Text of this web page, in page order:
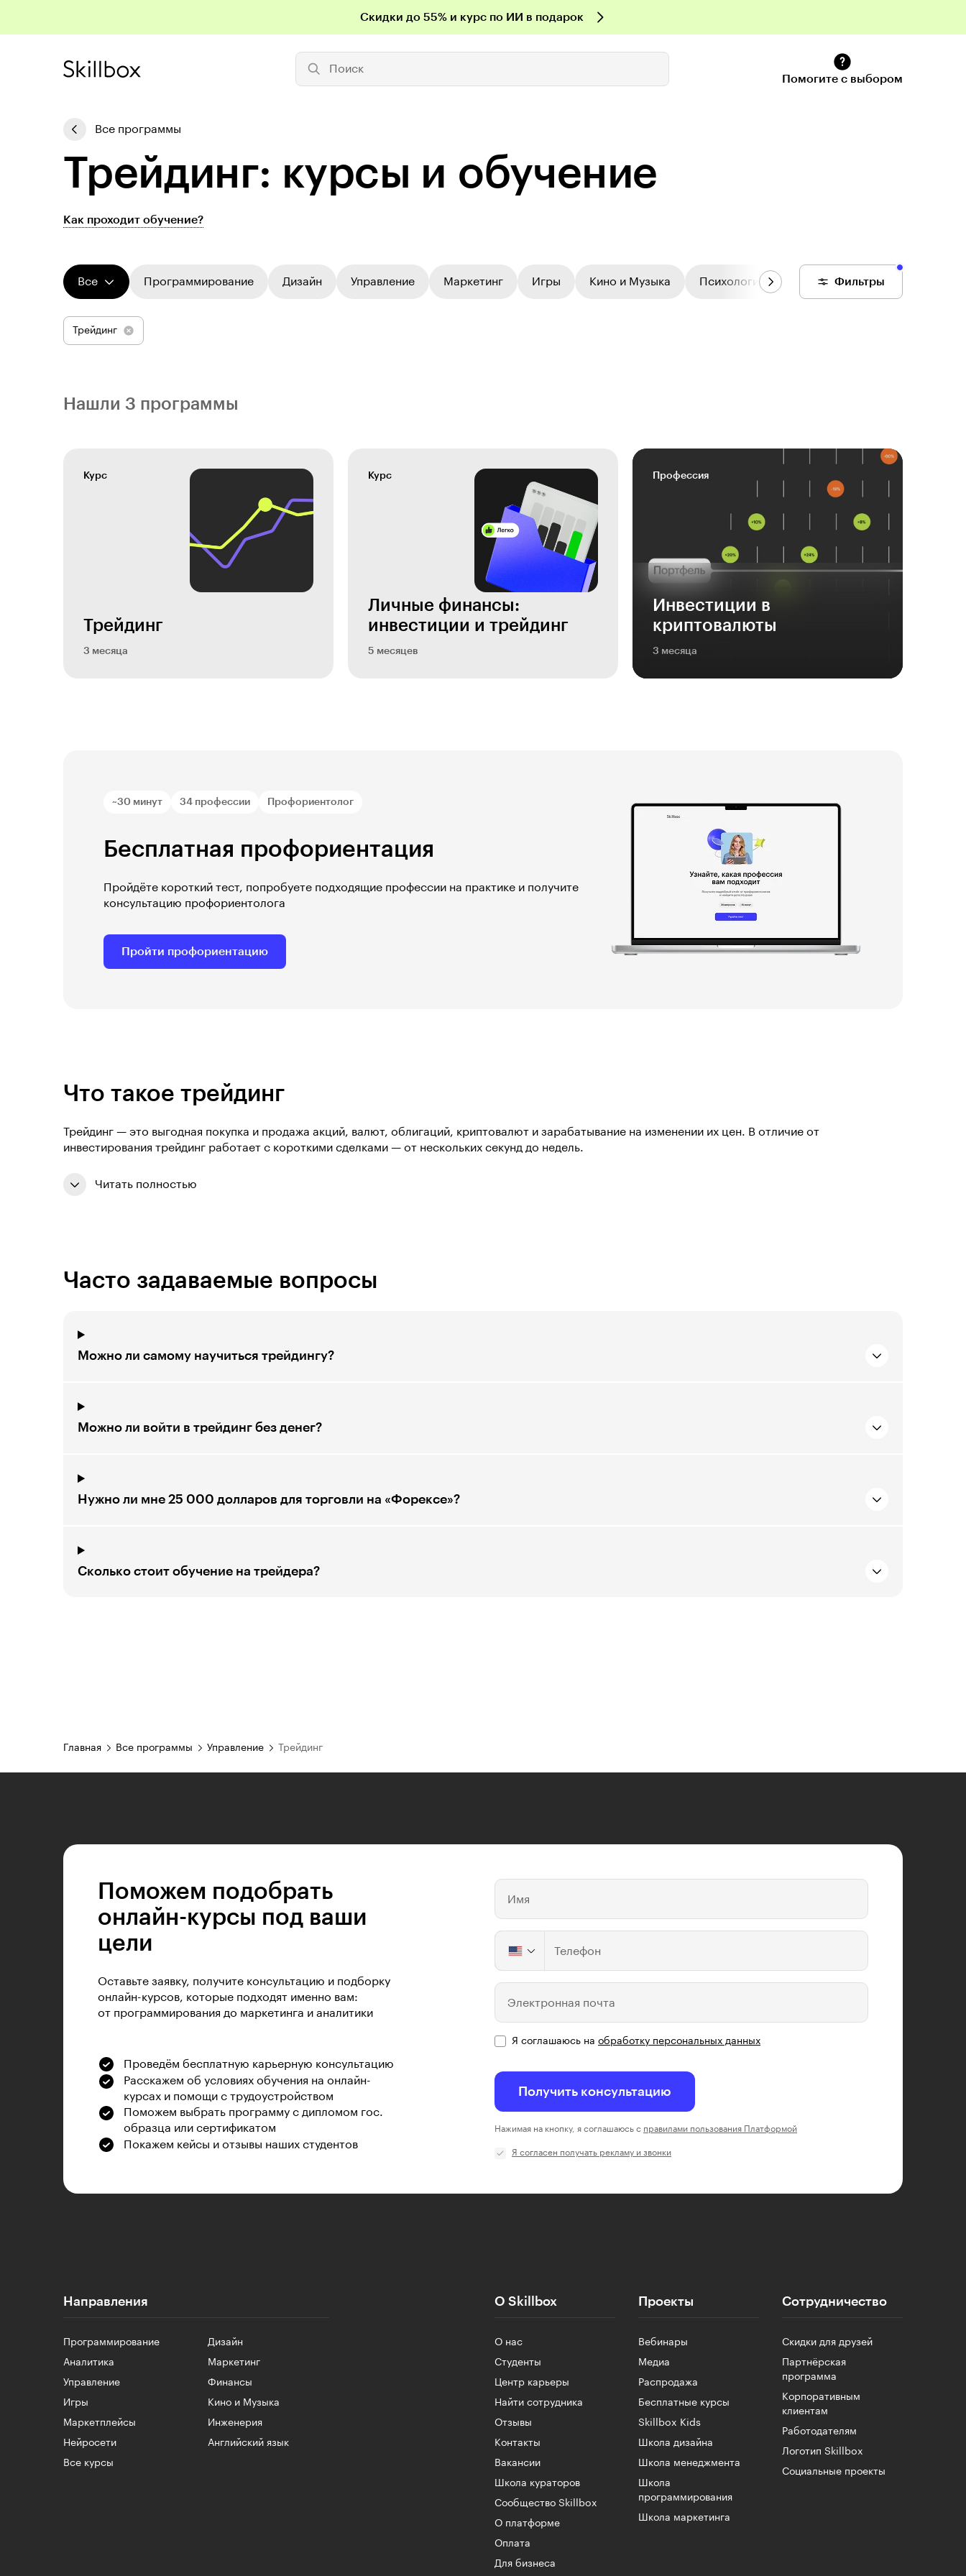
Скидки до 55% и курс по ИИ в подарок
Поиск
Помогите с выбором
Все программы
Трейдинг: курсы и обучение
Как проходит обучение?
Фильтры
Все Программирование Дизайн Управление Маркетинг Игры Кино и Музыка Психология Цифровой колледж
Трейдинг
Нашли 3 программы
Курс
Трейдинг
3 месяца
Курс
Личные финансы:
инвестиции и трейдинг
5 месяцев
Профессия
Инвестиции в
криптовалюты
3 месяца
~30 минут 34 профессии Профориентолог
Бесплатная профориентация
Пройдёте короткий тест, попробуете подходящие профессии на практике и получите
консультацию профориентолога
Пройти профориентацию
Что такое трейдинг
Трейдинг — это выгодная покупка и продажа акций, валют, облигаций, криптовалют и зарабатывание на изменении их цен. В отличие от
инвестирования трейдинг работает с короткими сделками — от нескольких секунд до недель.
Читать полностью
Часто задаваемые вопросы
Можно ли самому научиться трейдингу?
Можно ли войти в трейдинг без денег?
Нужно ли мне 25 000 долларов для торговли на «Форексе»?
Сколько стоит обучение на трейдера?
Главная Все программы Управление Трейдинг
Поможем подобрать
онлайн-курсы под ваши
цели
Оставьте заявку, получите консультацию и подборку
онлайн-курсов, которые подходят именно вам:
от программирования до маркетинга и аналитики
Проведём бесплатную карьерную консультацию
Расскажем об условиях обучения на онлайн-
курсах и помощи с трудоустройством
Поможем выбрать программу с дипломом гос.
образца или сертификатом
Покажем кейсы и отзывы наших студентов
Имя
Телефон
Электронная почта
Я соглашаюсь на обработку персональных данных
Получить консультацию
Нажимая на кнопку, я соглашаюсь с правилами пользования Платформой
Я согласен получать рекламу и звонки
Направления
Программирование
Дизайн
Аналитика
Маркетинг
Управление
Финансы
Игры
Кино и Музыка
Маркетплейсы
Инженерия
Нейросети
Английский язык
Все курсы
О Skillbox
О нас
Студенты
Центр карьеры
Найти сотрудника
Отзывы
Контакты
Вакансии
Школа кураторов
Сообщество Skillbox
О платформе
Оплата
Для бизнеса
Проекты
Вебинары
Медиа
Распродажа
Бесплатные курсы
Skillbox Kids
Школа дизайна
Школа менеджмента
Школа
программирования
Школа маркетинга
Сотрудничество
Скидки для друзей
Партнёрская
программа
Корпоративным
клиентам
Работодателям
Логотип Skillbox
Социальные проекты